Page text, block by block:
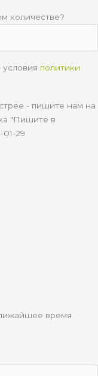
количестве?
политики
- пишите нам на
"Пишите в
29
время